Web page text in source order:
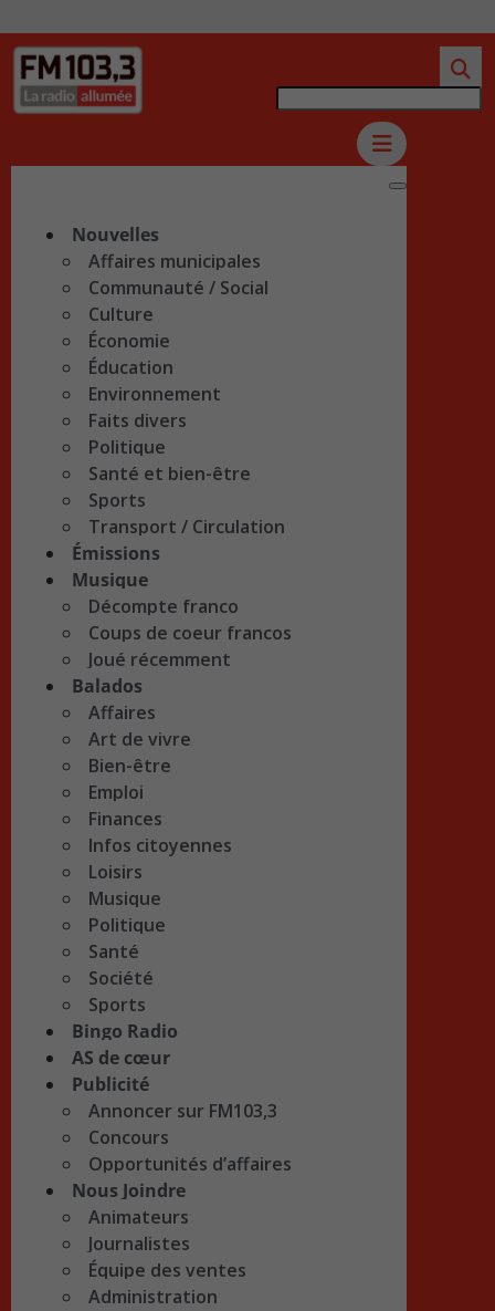
Nouvelles
Affaires municipales
Communauté / Social
Culture
Économie
Éducation
Environnement
Faits divers
Politique
Santé et bien-être
Sports
Transport / Circulation
Émissions
Musique
Décompte franco
Coups de coeur francos
Joué récemment
Balados
Affaires
Art de vivre
Bien-être
Emploi
Finances
Infos citoyennes
Loisirs
Musique
Politique
Santé
Société
Sports
Bingo Radio
AS de cœur
Publicité
Annoncer sur FM103,3
Concours
Opportunités d’affaires
Nous Joindre
Animateurs
Journalistes
Équipe des ventes
Administration